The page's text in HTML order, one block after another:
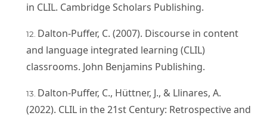
in CLIL. Cambridge Scholars Publishing.
Dalton-Puffer, C. (2007). Discourse in content
and language integrated learning (CLIL)
classrooms. John Benjamins Publishing.
Dalton-Puffer, C., Hüttner, J., & Llinares, A.
(2022). CLIL in the 21st Century: Retrospective and